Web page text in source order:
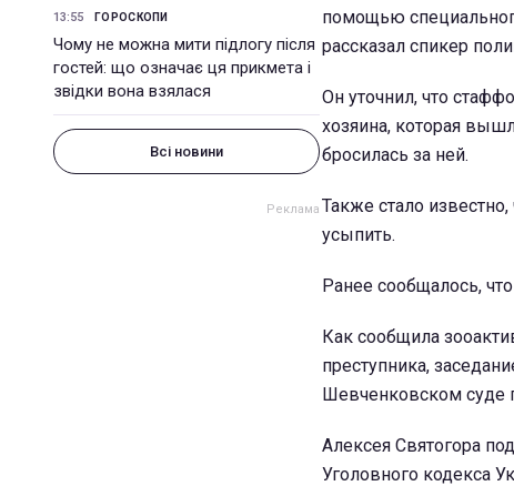
13:55 ГОРОСКОПИ
Чому не можна мити підлогу після
гостей: що означає ця прикмета і
звідки вона взялася
Всі новини
помощью
рассказал спикер
Он уточнил, что
хозяина, которая
бросилась за ней.
Также стало
усыпить.
Ранее сообщалось,
Как сообщила
преступника,
Шевченковском суде
Алексея Святогора
Уголовного кодекса